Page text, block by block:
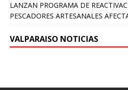
LANZAN PROGRAMA DE
PESCADORES ARTESANALES
VALPARAISO NOTICIAS